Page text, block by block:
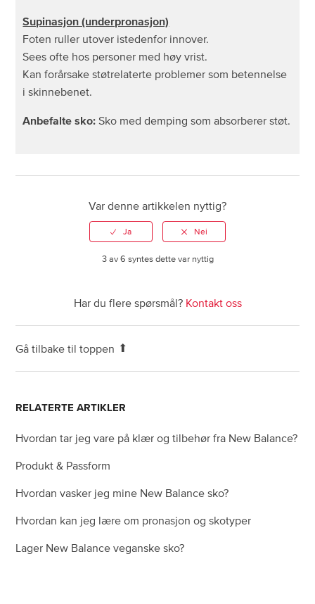
Supinasjon (underpronasjon)
Foten ruller utover istedenfor innover.
Sees ofte hos personer med høy vrist.
Kan forårsake støtrelaterte problemer som betennelse
i skinnebenet.
Anbefalte sko:Sko med demping som absorberer støt.
Var denne artikkelen nyttig?
3 av 6 syntes dette var nyttig
Har du flere spørsmål? Kontakt oss
Gå tilbake til toppen
RELATERTE ARTIKLER
Hvordan tar jeg vare på klær og tilbehør fra New Balance?
Produkt & Passform
Hvordan vasker jeg mine New Balance sko?
Hvordan kan jeg lære om pronasjon og skotyper
Lager New Balance veganske sko?